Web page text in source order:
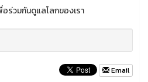
อร่วมกันดูแลโลกของเรา
Email